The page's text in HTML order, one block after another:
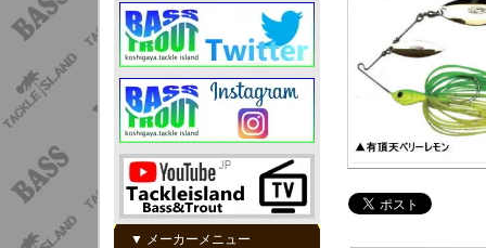
▼ メーカーメニュー